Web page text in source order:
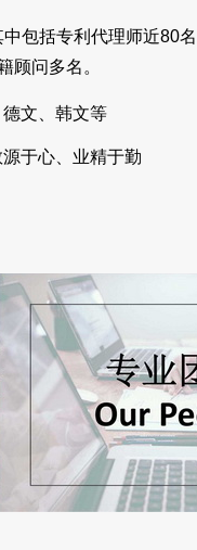
包括专利代理师近80
顾问多名。
文、韩文等
源于心、业精于勤